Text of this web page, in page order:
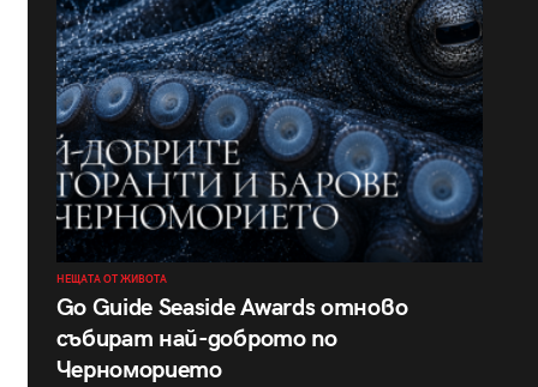
НЕЩАТА ОТ ЖИВОТА
Go Guide Seaside Awards отново
събират най-доброто по
Черноморието